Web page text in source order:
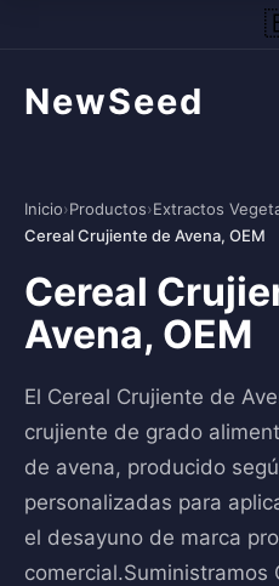
NewSeed
Inicio›Productos›Extractos
Cereal Crujiente de Avena, OEM
Cereal
Avena, OEM
El Cereal Crujiente de
crujiente de grado
de avena, producido
personalizadas para
el desayuno de marca
comercial.Suministramos